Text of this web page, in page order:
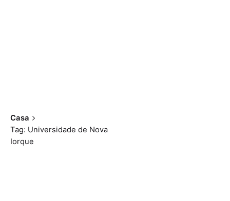
Casa
Tag: Universidade de Nova
Iorque